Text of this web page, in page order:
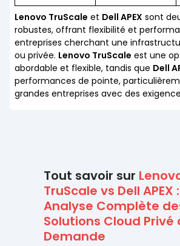
Lenovo TruScale et Dell APEX sont
robustes, offrant flexibilité et
entreprises cherchant une
ou privée. Lenovo TruScale est une
abordable et flexible, tandis que Dell
performances de pointe,
grandes entreprises avec des
Tout savoir sur
TruScale vs Dell APEX
Analyse Complète
Solutions Cloud Privé
Demande